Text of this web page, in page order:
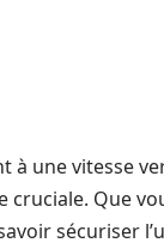
à une vitesse
cruciale. Que
sécuriser